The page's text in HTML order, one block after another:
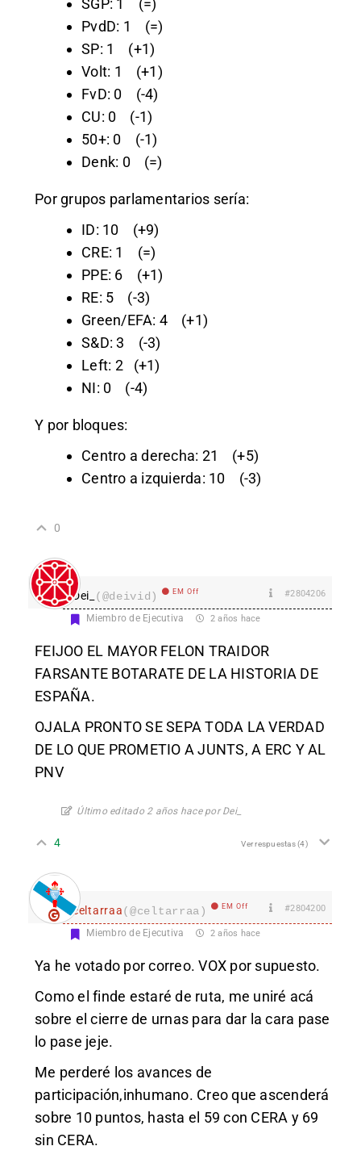
PvdD: 1 (=)
SP: 1 (+1)
Volt: 1 (+1)
FvD: 0 (-4)
CU: 0 (-1)
50+: 0 (-1)
Denk: 0 (=)
Por grupos parlamentarios sería:
ID: 10 (+9)
CRE: 1 (=)
PPE: 6 (+1)
RE: 5 (-3)
Green/EFA: 4 (+1)
S&D: 3 (-3)
Left: 2 (+1)
NI: 0 (-4)
Y por bloques:
Centro a derecha: 21 (+5)
Centro a izquierda: 10 (-3)
0
Dei_ (@deivid) EM Off #2804206
Miembro de Ejecutiva 2 años hace
FEIJOO EL MAYOR FELON TRAIDOR
FARSANTE BOTARATE DE LA HISTORIA DE
ESPAÑA.
OJALA PRONTO SE SEPA TODA LA VERDAD
DE LO QUE PROMETIO A JUNTS, A ERC Y AL
PNV
Último editado 2 años hace por Dei_
4 Ver respuestas(4)
celtarraa(@celtarraa) EM Off #2804200
Miembro de Ejecutiva 2 años hace
Ya he votado por correo. VOX por supuesto.
Como el finde estaré de ruta, me uniré acá
sobre el cierre de urnas para dar la cara pase
lo pase jeje.
Me perderé los avances de
participación,inhumano. Creo que ascenderá
sobre 10 puntos, hasta el 59 con CERA y 69
sin CERA.